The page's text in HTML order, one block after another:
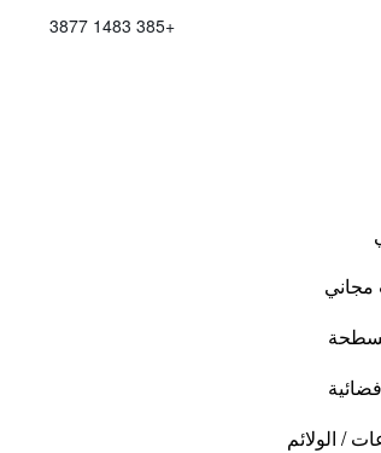
+385 1483 3877
/ الولائم